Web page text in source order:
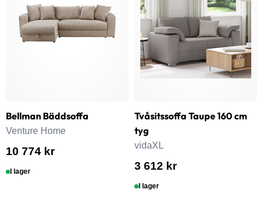
Bellman Bäddsoffa
Venture Home
10 774 kr
I lager
Tvåsitssoffa Taupe 160 cm
tyg
vidaXL
3 612 kr
I lager